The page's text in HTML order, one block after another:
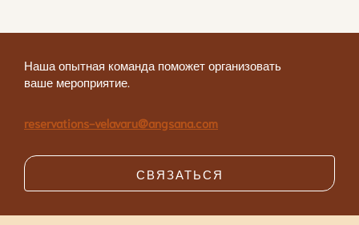
Наша опытная команда поможет организовать
ваше мероприятие.
reservations-velavaru@angsana.com
СВЯЗАТЬСЯ